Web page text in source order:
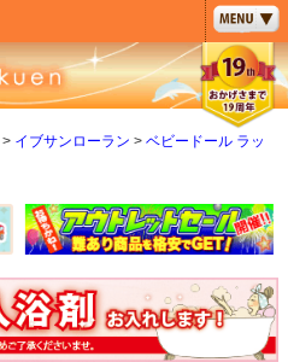
イブサンローラン
ベビードール ラッ
ペー
ジト
ップ
へ